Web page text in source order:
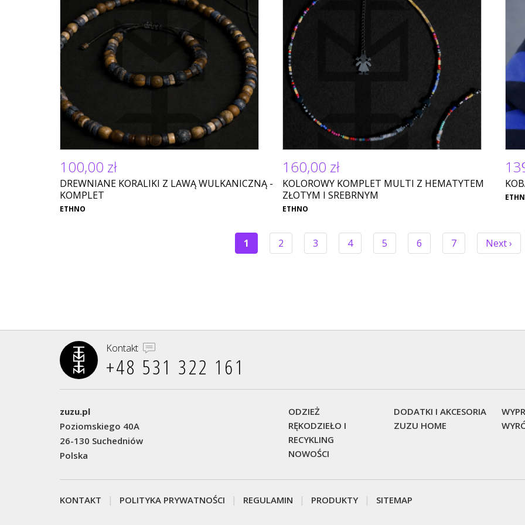
100,00 zł
DREWNIANE KORALIKI Z LAWĄ WULKANICZNĄ -
KOMPLET
ETHNO
160,00 zł
KOLOROWY KOMPLET MULTI Z HEMATYTEM
ZŁOTYM I SREBRNYM
ETHNO
Bieżąca
strona
1 Strona
2 Strona
3 Strona
4 Strona
5 Strona
6 Strona
7
Następna
strona
Next ›
Kontakt
+48 531 322 161‬
zuzu.pl
Poziomskiego 40A
26-130 Suchedniów
Polska
ODZIEŻ
DODATKI I AKCESORIA
RĘKODZIEŁO I
RECYKLING
ZUZU HOME
NOWOŚCI
KONTAKT POLITYKA PRYWATNOŚCI REGULAMIN PRODUKTY SITEMAP